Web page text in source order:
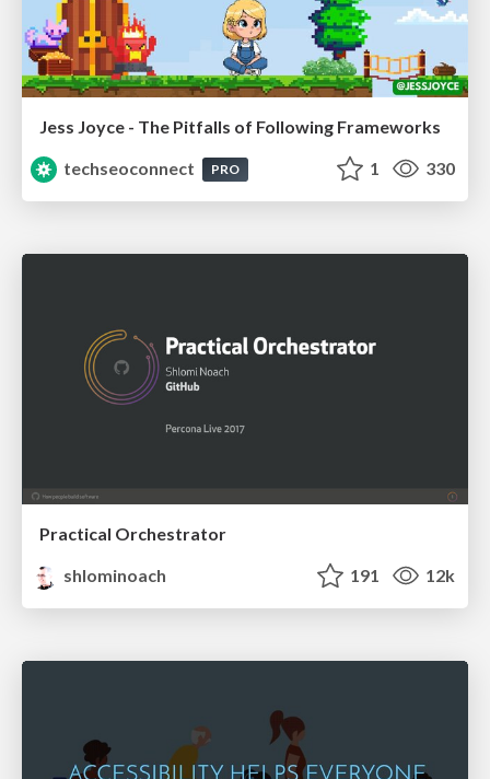
Jess Joyce - The Pitfalls of Following Frameworks
techseoconnect
PRO 1 330
Practical Orchestrator
shlominoach
191 12k